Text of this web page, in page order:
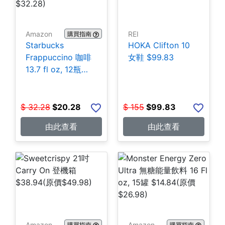
Amazon 購買指南
Starbucks
Frappuccino 咖啡
13.7 fl oz, 12瓶
$ 32.28 $20.28
由此查看
REI
HOKA Clifton 10
女鞋 $99.83
$ 155 $99.83
由此查看